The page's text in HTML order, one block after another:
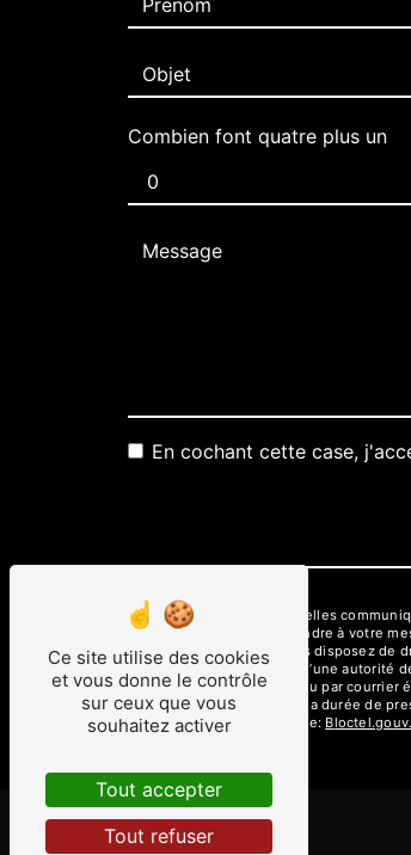
Combien font quatre plus un
En cochant cette case,
** Les données personnelles
dans le seul but de répondre à votre
aux3m@wanadoo.fr. Vous disposez de
une réclamation auprès d’une autorité
06800 Cagnes-sur-Mer ou par courrier
de contact puis pendant la durée de
disponible à cette adresse:
Ce site utilise des cookies
et vous donne le contrôle
sur ceux que vous
souhaitez activer
Tout accepter
Tout refuser